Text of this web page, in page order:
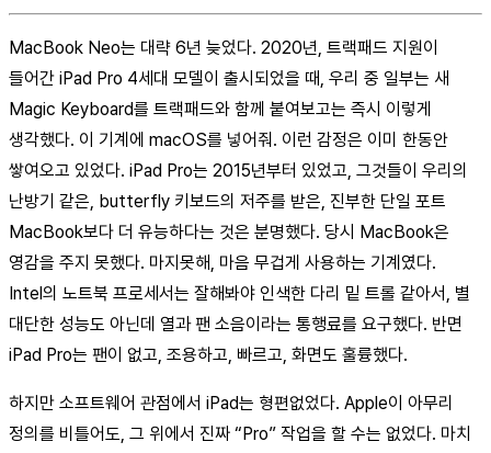
MacBook Neo는 대략 6년 늦었다. 2020년, 트랙패드 지원이
들어간 iPad Pro 4세대 모델이 출시되었을 때, 우리 중 일부는 새
Magic Keyboard를 트랙패드와 함께 붙여보고는 즉시 이렇게
생각했다. 이 기계에 macOS를 넣어줘. 이런 감정은 이미 한동안
쌓여오고 있었다. iPad Pro는 2015년부터 있었고, 그것들이 우리의
난방기 같은, butterfly 키보드의 저주를 받은, 진부한 단일 포트
MacBook보다 더 유능하다는 것은 분명했다. 당시 MacBook은
영감을 주지 못했다. 마지못해, 마음 무겁게 사용하는 기계였다.
Intel의 노트북 프로세서는 잘해봐야 인색한 다리 밑 트롤 같아서, 별
대단한 성능도 아닌데 열과 팬 소음이라는 통행료를 요구했다. 반면
iPad Pro는 팬이 없고, 조용하고, 빠르고, 화면도 훌륭했다.
하지만 소프트웨어 관점에서 iPad는 형편없었다. Apple이 아무리
정의를 비틀어도, 그 위에서 진짜 “Pro” 작업을 할 수는 없었다. 마치